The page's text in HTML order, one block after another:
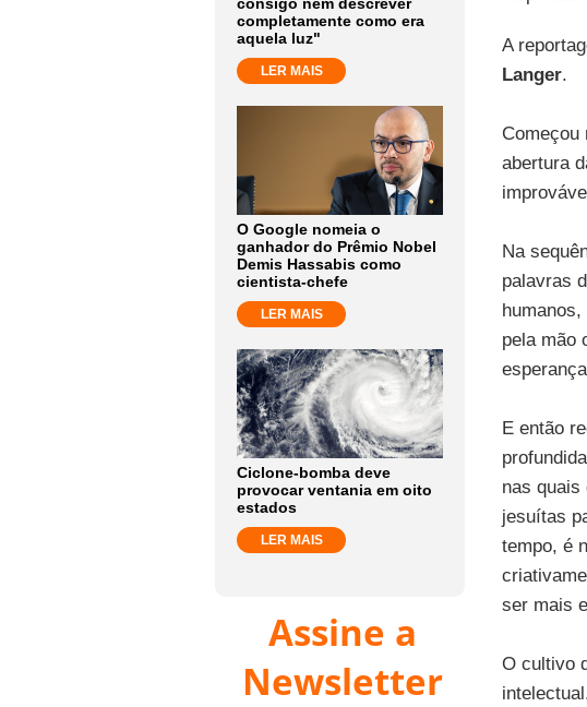
completamente como era
aquela luz"
LER MAIS
O Google nomeia o
ganhador do Prêmio Nobel
Demis Hassabis como
cientista-chefe
LER MAIS
Ciclone-bomba deve
provocar ventania em oito
estados
LER MAIS
Assine a
Newsletter
A
Langer.
Começou
abertura
Na
palavras
pela mão
E então
nas quais
jesuítas
tempo, é
ser mais
O cultivo